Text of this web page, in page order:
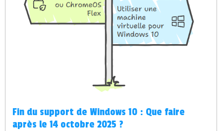
Fin du support de Windows 10 : Que faire
après le 14 octobre 2025 ?